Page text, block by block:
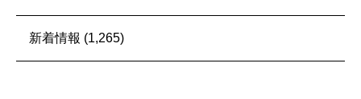
新着情報 (1,265)